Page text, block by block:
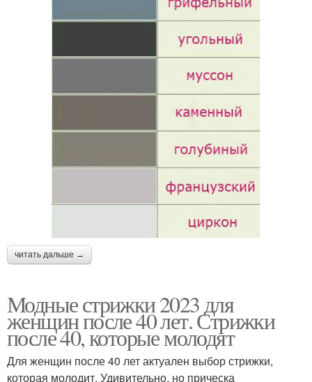
читать дальше →
Модные стрижки 2023 для
женщин после 40 лет. Стрижки
после 40, которые молодят
Для женщин после 40 лет актуален выбор стрижки,
которая молодит. Удивительно, но прическа